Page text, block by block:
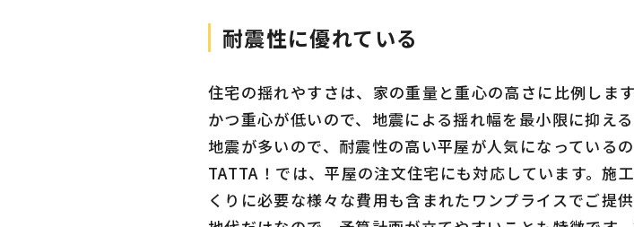
耐震性に優れている
住宅の揺れやすさは、家の重量と重心の高さに比例しま
かつ重心が低いので、地震による揺れ幅を最小限に抑え
地震が多いので、耐震性の高い平屋が人気になっているの
TATTA！では、平屋の注文住宅にも対応しています。施
くりに必要な様々な費用も含まれたワンプライスでご提